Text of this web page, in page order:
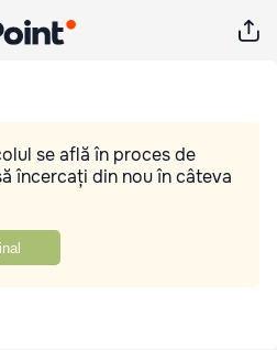
se află în proces de
încercați din nou în câteva